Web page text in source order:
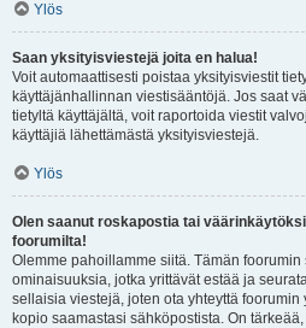
Ylös
Saan yksityisviestejä joita en halua!
Voit automaattisesti poistaa yksityisviestit
käyttäjänhallinnan viestisääntöjä. Jos saat
tietyltä käyttäjältä, voit raportoida viestit
käyttäjiä lähettämästä yksityisviestejä.
Ylös
Olen saanut roskapostia tai
foorumilta!
Olemme pahoillamme siitä. Tämän
ominaisuuksia, jotka yrittävät estää ja
sellaisia viestejä, joten ota yhteyttä
kopio saamastasi sähköpostista. On